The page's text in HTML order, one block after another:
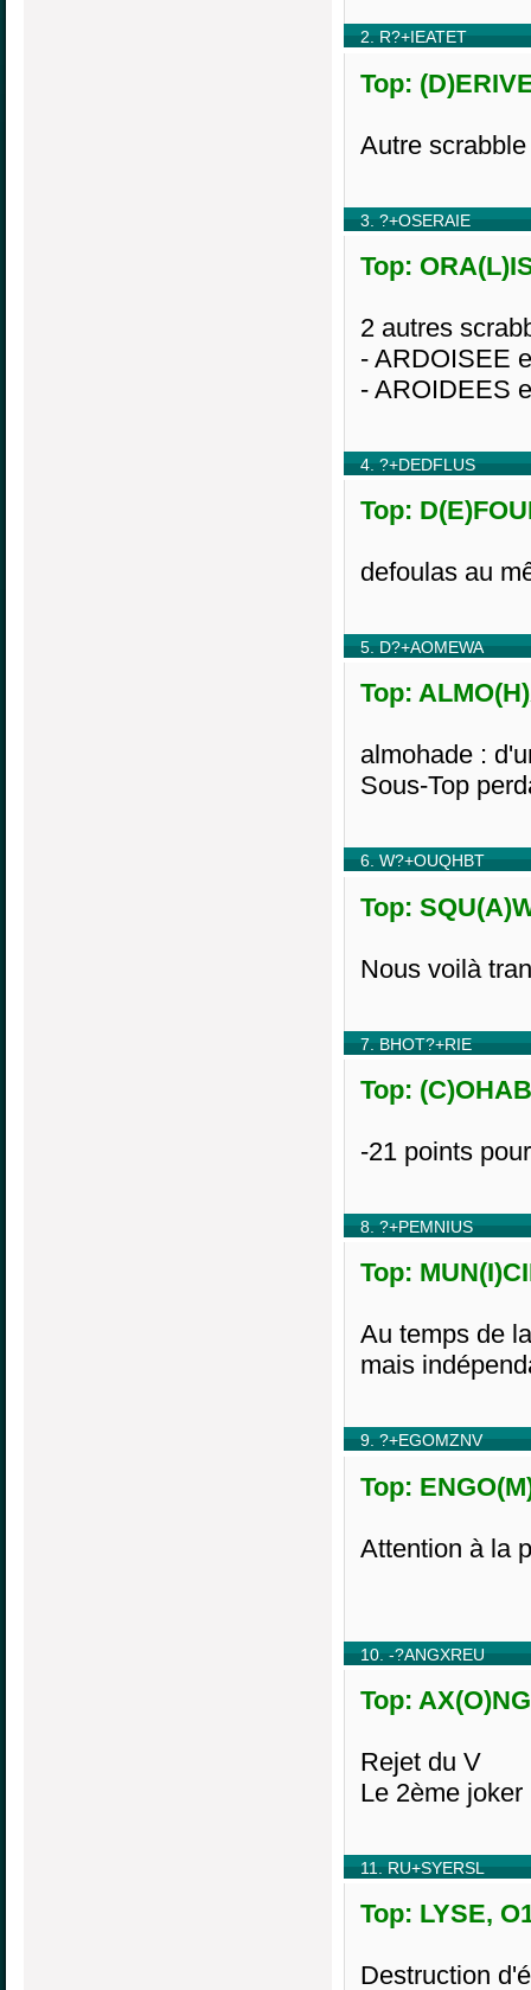
2. R?+IEATET
Top:
Autre
3. ?+OSERAIE
Top:
2 autres
- ARDOISEE
- AROIDEES
4. ?+DEDFLUS
Top:
defoulas au
5. D?+AOMEWA
Top:
almohade :
Sous-Top
6. W?+OUQHBT
Top:
Nous voilà
7. BHOT?+RIE
Top:
-21 points
8. ?+PEMNIUS
Top:
Au temps de
mais
9. ?+EGOMZNV
Top:
Attention à la
10. -?ANGXREU
Top:
Rejet du V
Le 2ème
11. RU+SYERSL
Top: LYSE,
Destruction